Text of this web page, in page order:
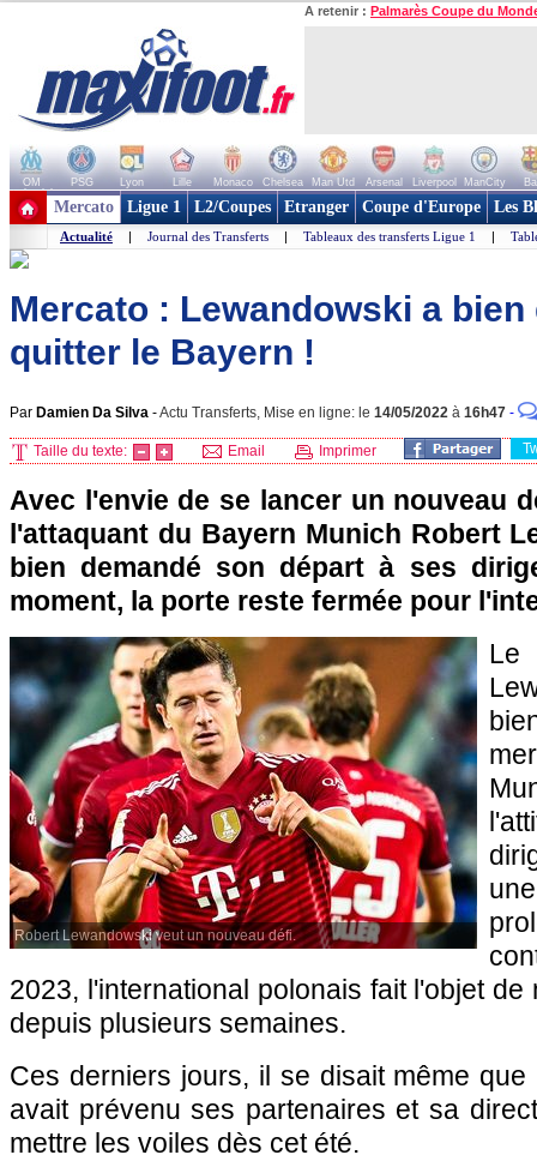
A retenir : Palmarès Coupe du
OM PSG Lyon Lille Monaco Chelsea Man Utd Arsenal Liverpool ManCity
+ de clubs
Mercato Ligue 1 L2/Coupes Etranger Coupe d'Europe Les
Actualité | Journal des Transferts | Tableaux des transferts Ligue 1 |
Mercato : Lewandowski a bien
quitter le Bayern !
Par Damien Da Silva -Actu Transferts, Mise en ligne: le 14/05/2022 à 16h47 -
Taille du texte: Email Imprimer
Avec l'envie de se lancer un nouveau
l'attaquant du Bayern Munich Robert
bien demandé son départ à ses
moment, la porte reste fermée pour
Robert Lewandowski veut un nouveau défi.
Le
2023, l'international polonais fait l'objet
depuis plusieurs semaines.
Ces derniers jours, il se disait même
avait prévenu ses partenaires et sa
mettre les voiles dès cet été.